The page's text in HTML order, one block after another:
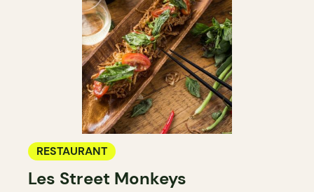
RESTAURANT
Les Street Monkeys